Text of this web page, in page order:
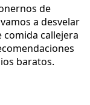
de
a desvelar
comida callejera
baratos.